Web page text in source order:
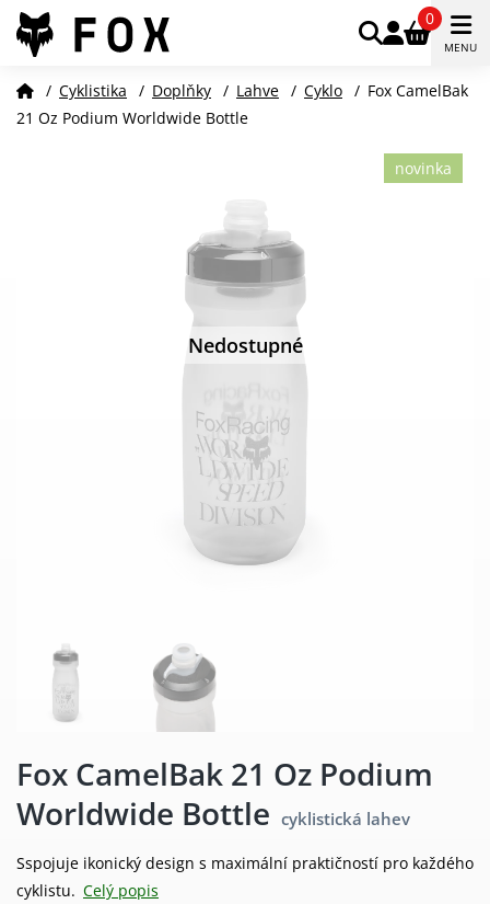
0
MENU
/ Cyklistika / Doplňky / Lahve / Cyklo / Fox CamelBak
21 Oz Podium Worldwide Bottle
Nedostupné
novinka
Fox CamelBak 21 Oz Podium
Worldwide Bottle cyklistická lahev
Sspojuje ikonický design s maximální praktičností pro každého
cyklistu. Celý popis